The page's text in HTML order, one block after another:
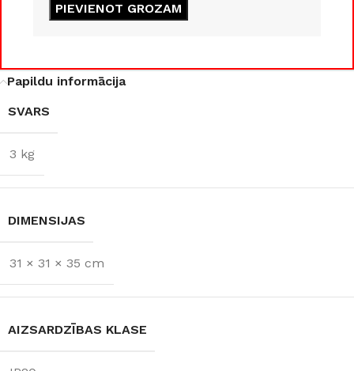
E27
JAUDA 35 W
KOLEKCIJA
JAUDA 8 W
PIEVIENOT GROZAM
Papildu informācija
SVARS
3 kg
DIMENSIJAS
31 × 31 × 35 cm
AIZSARDZĪBAS KLASE